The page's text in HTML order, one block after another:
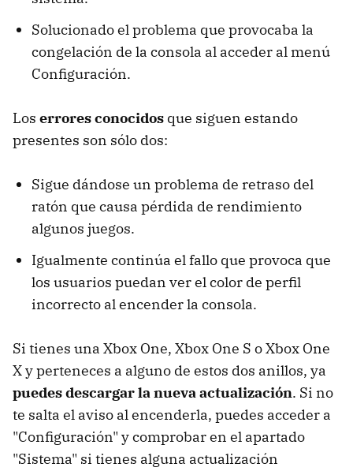
Solucionado el problema que provocaba la
congelación de la consola al acceder al menú
Configuración.
Los errores conocidos que siguen estando
presentes son sólo dos:
Sigue dándose un problema de retraso del
ratón que causa pérdida de rendimiento
algunos juegos.
Igualmente continúa el fallo que provoca que
los usuarios puedan ver el color de perfil
incorrecto al encender la consola.
Si tienes una Xbox One, Xbox One S o Xbox One
X y perteneces a alguno de estos dos anillos, ya
puedes descargar la nueva actualización. Si no
te salta el aviso al encenderla, puedes acceder a
"Configuración" y comprobar en el apartado
"Sistema" si tienes alguna actualización